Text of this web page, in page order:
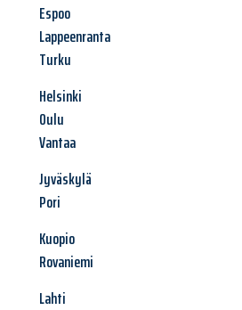
Espoo
Lappeenranta
Turku
Helsinki
Oulu
Vantaa
Jyväskylä
Pori
Kuopio
Rovaniemi
Lahti